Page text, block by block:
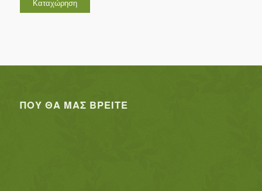
ΠΟΥ ΘΑ ΜΑΣ ΒΡΕΊΤΕ